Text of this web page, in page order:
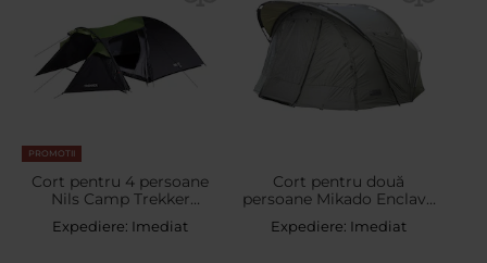
PROMOTII
Cort pentru 4 persoane
Nils Camp Trekker
NC6012 - Negru/Verde
Expediere: Imediat
Cort pentru două
persoane Mikado Enclave
Bivvy XL PRO
Expediere: Imediat